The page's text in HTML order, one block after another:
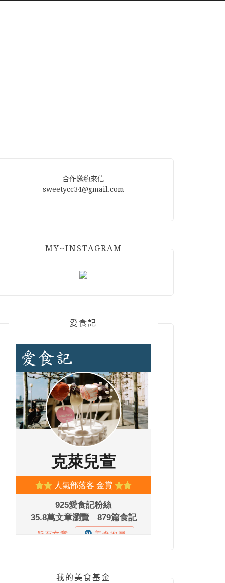
合作邀約來信
sweetycc34@gmail.com
MY~INSTAGRAM
愛食記
我的美食基金